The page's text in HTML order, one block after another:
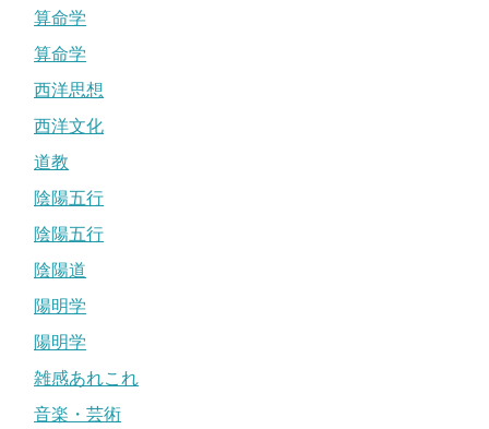
算命学
算命学
西洋思想
西洋文化
道教
陰陽五行
陰陽五行
陰陽道
陽明学
陽明学
雑感あれこれ
音楽・芸術